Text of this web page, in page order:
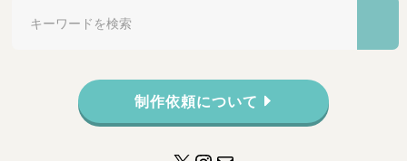
制作依頼について